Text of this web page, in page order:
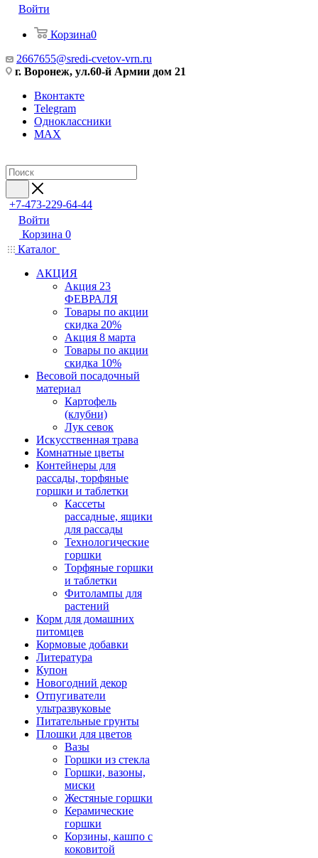
Войти
Корзина0
2667655@sredi-cvetov-vrn.ru
г. Воронеж, ул.60-й Армии дом 21
Вконтакте
Telegram
Одноклассники
MAX
+7-473-229-64-44
Войти
Корзина 0
Каталог
АКЦИЯ
Акция 23
ФЕВРАЛЯ
Товары по акции
скидка 20%
Акция 8 марта
Товары по акции
скидка 10%
Весовой посадочный
материал
Картофель
(клубни)
Лук севок
Искусственная трава
Комнатные цветы
Контейнеры для
рассады, торфяные
горшки и таблетки
Кассеты
рассадные, ящики
для рассады
Технологические
горшки
Торфяные горшки
и таблетки
Фитолампы для
растений
Корм для домашних
питомцев
Кормовые добавки
Литература
Купон
Новогодний декор
Отпугиватели
ультразвуковые
Питательные грунты
Плошки для цветов
Вазы
Горшки из стекла
Горшки, вазоны,
миски
Жестяные горшки
Керамические
горшки
Корзины, кашпо с
коковитой